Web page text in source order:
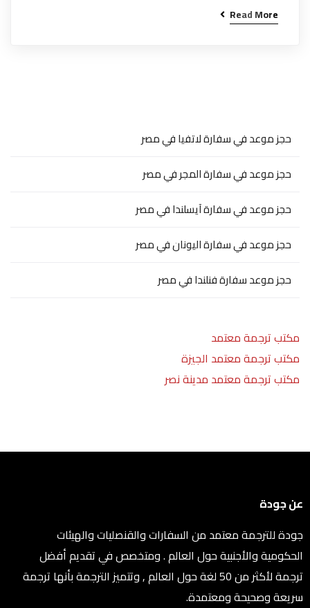
Read More
حجز موعد في سفارة لاتفيا في مصر
حجز موعد في سفارة المجر في مصر
حجز موعد في سفارة آيسلندا في مصر
حجز موعد في سفارة اليونان في مصر
حجز موعد سفارة فنلندا في مصر
مكتب ترجمة معتمد
مكتب ترجمة معتمد الجيزة
مكتب ترجمة معتمد مدينة نصر
عن جودة
جودة للترجمة معتمد من السفارات والقنصليات والهيئات
الحكومية والأجنبية حول العالم . ومتخصص في تقديم أفضل
ترجمة لأكثر من 50 لغة حول العالم , وتتميز الترجمة بأنها ترجمة
سريعة وصحيحة ومعتمدة.